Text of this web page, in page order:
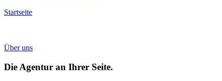
Startseite
Über uns
Die Agentur an Ihrer Seite.